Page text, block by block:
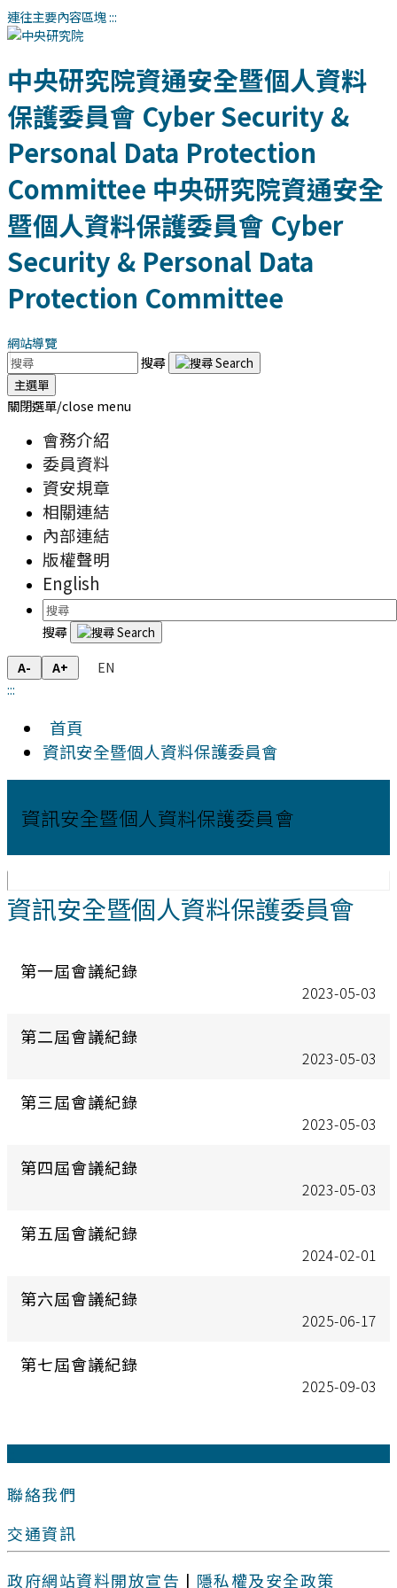
連往主要內容區塊:::
中央研究院資通安全暨個人資料
保護委員會 Cyber Security &
Personal Data Protection
Committee 中央研究院資通安全
暨個人資料保護委員會 Cyber
Security & Personal Data
Protection Committee
網站導覽
搜尋
主選單
關閉選單/close menu
會務介紹
委員資料
資安規章
相關連結
內部連結
版權聲明
English
搜尋
A- A+
EN
:::
首頁
資訊安全暨個人資料保護委員會
資訊安全暨個人資料保護委員會
資訊安全暨個人資料保護委員會
第一屆會議紀錄
2023-05-03
第二屆會議紀錄
2023-05-03
第三屆會議紀錄
2023-05-03
第四屆會議紀錄
2023-05-03
第五屆會議紀錄
2024-02-01
第六屆會議紀錄
2025-06-17
第七屆會議紀錄
2025-09-03
聯絡我們
交通資訊
政府網站資料開放宣告 | 隱私權及安全政策